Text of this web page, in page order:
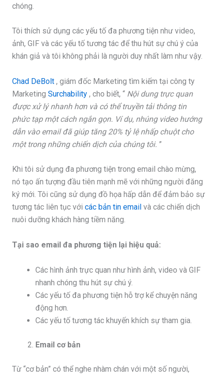
chóng.
Tôi thích sử dụng các yếu tố đa phương tiện như video,
ảnh, GIF và các yếu tố tương tác để thu hút sự chú ý của
khán giả và tôi không phải là người duy nhất làm như vậy.
Chad DeBolt , giám đốc Marketing tìm kiếm tại công ty
Marketing Surchability , cho biết, “ Nội dung trực quan
được xử lý nhanh hơn và có thể truyền tải thông tin
phức tạp một cách ngắn gọn. Ví dụ, nhúng video hướng
dẫn vào email đã giúp tăng 20% tỷ lệ nhấp chuột cho
một trong những chiến dịch của chúng tôi. ”
Khi tôi sử dụng đa phương tiện trong email chào mừng,
nó tạo ấn tượng đầu tiên mạnh mẽ với những người đăng
ký mới. Tôi cũng sử dụng đồ họa hấp dẫn để đảm bảo sự
tương tác liên tục với các bản tin email và các chiến dịch
nuôi dưỡng khách hàng tiềm năng.
Tại sao email đa phương tiện lại hiệu quả:
Các hình ảnh trực quan như hình ảnh, video và GIF
nhanh chóng thu hút sự chú ý.
Các yếu tố đa phương tiện hỗ trợ kể chuyện năng
động hơn.
Các yếu tố tương tác khuyến khích sự tham gia.
Email cơ bản
Từ “cơ bản” có thể nghe nhàm chán với một số người,